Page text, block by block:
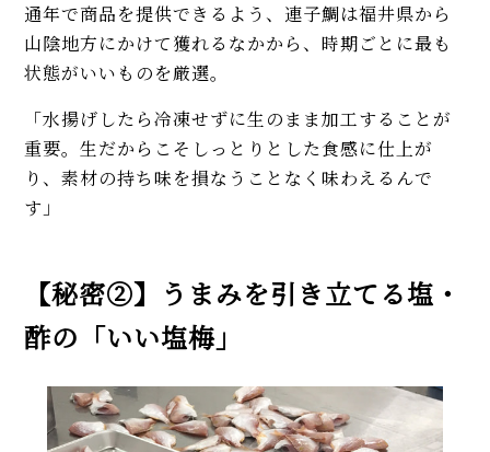
通年で商品を提供できるよう、連子鯛は福井県から
山陰地方にかけて獲れるなかから、時期ごとに最も
状態がいいものを厳選。
「水揚げしたら冷凍せずに生のまま加工することが
重要。生だからこそしっとりとした食感に仕上が
り、素材の持ち味を損なうことなく味わえるんで
す」
【秘密②】うまみを引き立てる塩・
酢の「いい塩梅」